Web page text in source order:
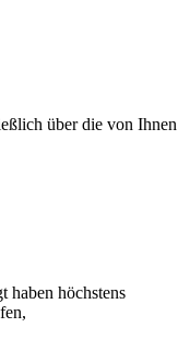
über die von Ihnen
haben höchstens